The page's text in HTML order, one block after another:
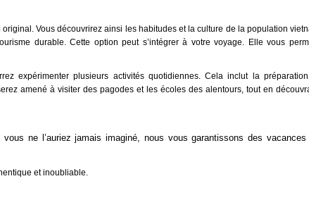
Vous découvrirez ainsi les habitudes et la culture de la population
durable. Cette option peut s’intégrer à votre voyage. Elle vous
expérimenter plusieurs activités quotidiennes. Cela inclut la
amené à visiter des pagodes et les écoles des alentours, tout en
ne l’auriez jamais imaginé, nous vous garantissons des
et inoubliable.